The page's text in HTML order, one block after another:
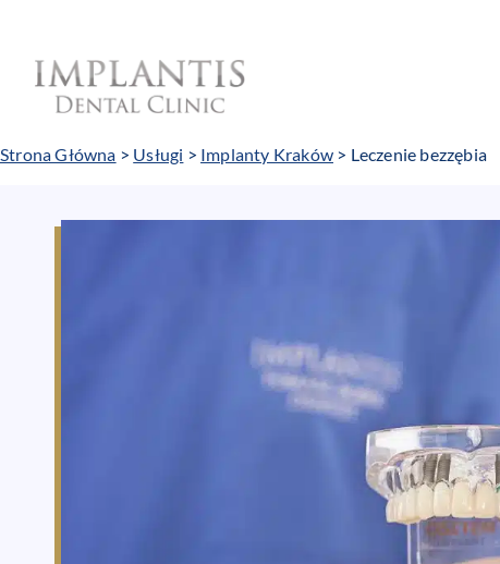
treści
Strona Główna > Usługi > Implanty Kraków > Leczenie bezzębia